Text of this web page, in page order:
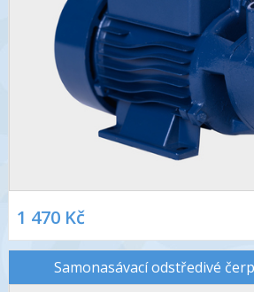
1 470 Kč
Samonasávací odstředivé